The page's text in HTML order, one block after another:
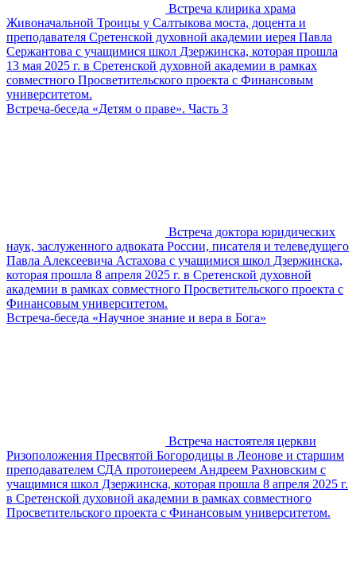
Встреча клирика храма
Живоначальной Троицы у Салтыкова моста, доцента и
преподавателя Сретенской духовной академии иерея Павла
Сержантова с учащимися школ Дзержинска, которая прошла
13 мая 2025 г. в Сретенской духовной академии в рамках
совместного Просветительского проекта с Финансовым
университетом.
Встреча-беседа «Детям о праве». Часть 3
Встреча доктора юридических
наук, заслуженного адвоката России, писателя и телеведущего
Павла Алексеевича Астахова с учащимися школ Дзержинска,
которая прошла 8 апреля 2025 г. в Сретенской духовной
академии в рамках совместного Просветительского проекта с
Финансовым университетом.
Встреча-беседа «Научное знание и вера в Бога»
Встреча настоятеля церкви
Ризоположения Пресвятой Богородицы в Леонове и старшим
преподавателем СДА протоиереем Андреем Рахновским с
учащимися школ Дзержинска, которая прошла 8 апреля 2025 г.
в Сретенской духовной академии в рамках совместного
Просветительского проекта с Финансовым университетом.